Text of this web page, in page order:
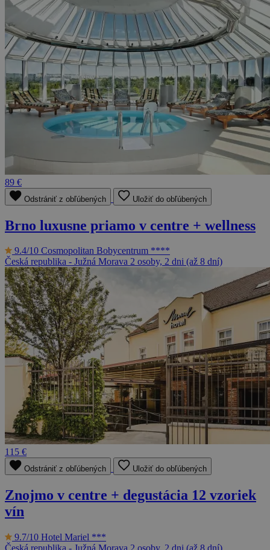
89 €
Odstrániť z obľúbených Uložiť do obľúbených
Brno luxusne priamo v centre + wellness
9.4/10 Cosmopolitan Bobycentrum ****
Česká republika - Južná Morava 2 osoby, 2 dni (až 8 dní)
115 €
Odstrániť z obľúbených Uložiť do obľúbených
Znojmo v centre + degustácia 12 vzoriek
vín
9.7/10 Hotel Mariel ***